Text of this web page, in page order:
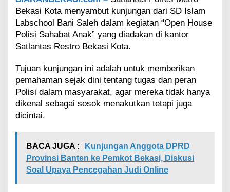
d
a
p
a
K
n
j
u
g
a
r
i
Bekasi Kota menyambut kunjungan dari SD Islam
Labschool Bani Saleh dalam kegiatan “Open House
Polisi Sahabat Anak” yang diadakan di kantor
Satlantas Restro Bekasi Kota.
Tujuan kunjungan ini adalah untuk memberikan
pemahaman sejak dini tentang tugas dan peran
Polisi dalam masyarakat, agar mereka tidak hanya
dikenal sebagai sosok menakutkan tetapi juga
dicintai.
BACA JUGA :
Kunjungan Anggota DPRD
Provinsi Banten ke Pemkot Bekasi, Diskusi
Soal Upaya Pencegahan Judi Online